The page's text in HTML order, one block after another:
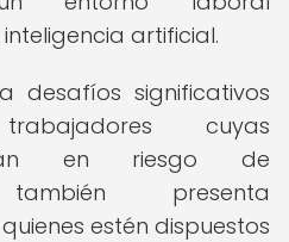
artificial.
desafíos significativos
cuyas
en riesgo de
también presenta
estén dispuestos